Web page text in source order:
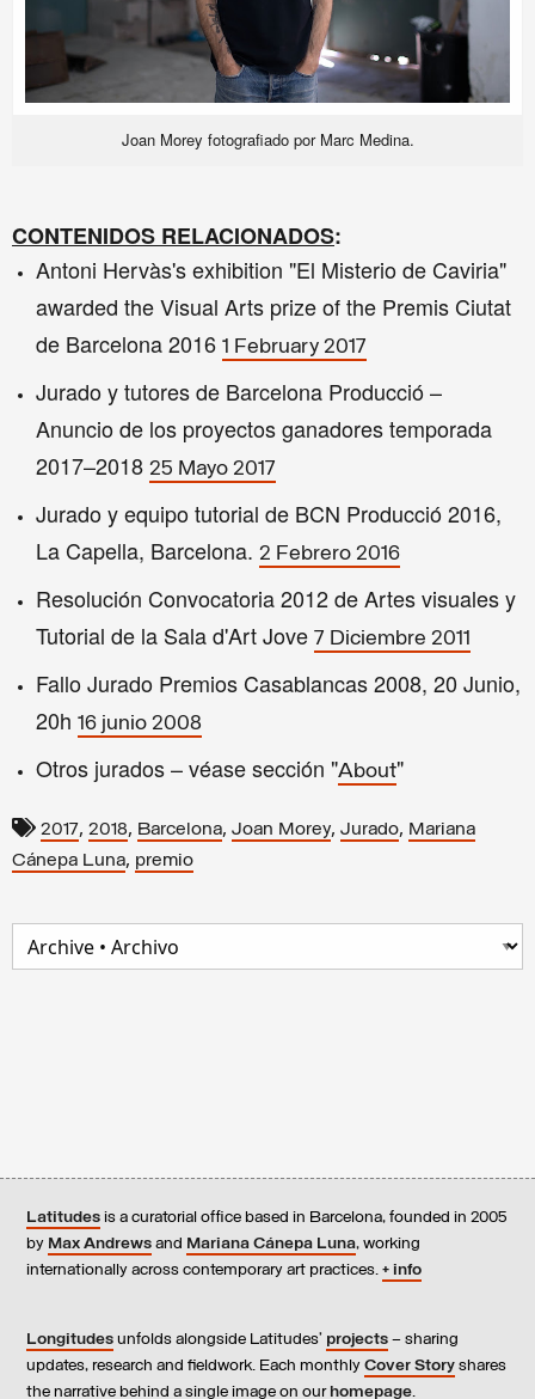
Joan Morey fotografiado por Marc Medina.
CONTENIDOS RELACIONADOS:
Antoni Hervàs's exhibition "El Misterio de Caviria"
awarded the Visual Arts prize of the Premis Ciutat
de Barcelona 2016 1 February 2017
Jurado y tutores de Barcelona Producció –
Anuncio de los proyectos ganadores temporada
2017–2018 25 Mayo 2017
Jurado y equipo tutorial de BCN Producció 2016,
La Capella, Barcelona. 2 Febrero 2016
Resolución Convocatoria 2012 de Artes visuales y
Tutorial de la Sala d'Art Jove 7 Diciembre 2011
Fallo Jurado Premios Casablancas 2008, 20 Junio,
20h 16 junio 2008
Otros jurados – véase sección "About"
2017, 2018, Barcelona, Joan Morey, Jurado, Mariana
Cánepa Luna, premio
Latitudes is a curatorial office based in Barcelona, founded in 2005
by Max Andrews and Mariana Cánepa Luna, working
internationally across contemporary art practices. + info
Longitudes unfolds alongside Latitudes’ projects – sharing
updates, research and fieldwork. Each monthly Cover Story shares
the narrative behind a single image on our homepage.